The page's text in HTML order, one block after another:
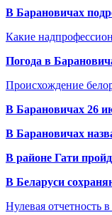
В Барановичах
Какие
Погода в
Происхождение
В Барановичах 26
В Барановичах
В районе Гати
В Беларуси
Нулевая отчетность